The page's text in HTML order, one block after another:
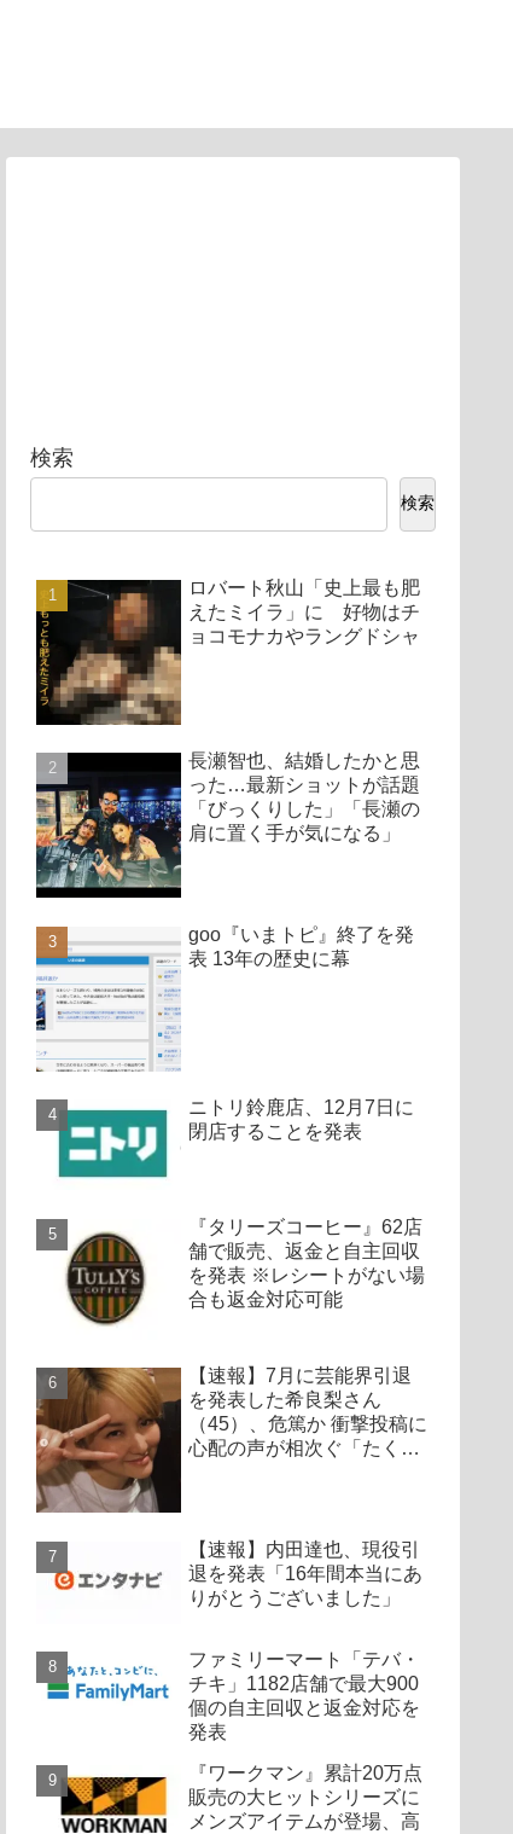
検索
検索
ロバート秋山「史上最も肥
えたミイラ」に 好物はチ
ョコモナカやラングドシャ
長瀬智也、結婚したかと思
った…最新ショットが話題
「びっくりした」「長瀬の
肩に置く手が気になる」
goo『いまトピ』終了を発
表 13年の歴史に幕
ニトリ鈴鹿店、12月7日に
閉店することを発表
『タリーズコーヒー』62店
舗で販売、返金と自主回収
を発表 ※レシートがない場
合も返金対応可能
【速報】7月に芸能界引退
を発表した希良梨さん
（45）、危篤か 衝撃投稿に
心配の声が相次ぐ「たくさ
【速報】内田達也、現役引
退を発表「16年間本当にあ
りがとうございました」
ファミリーマート「テバ・
チキ」1182店舗で最大900
個の自主回収と返金対応を
発表
『ワークマン』累計20万点
販売の大ヒットシリーズに
メンズアイテムが登場、高